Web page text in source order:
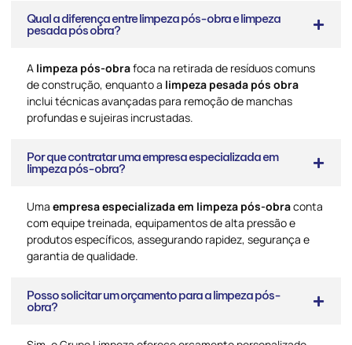
Qual a diferença entre limpeza pós-obra e limpeza
pesada pós obra?
A limpeza pós-obrafoca na retirada de resíduos comuns
de construção, enquanto a limpeza pesada pós obra
inclui técnicas avançadas para remoção de manchas
profundas e sujeiras incrustadas.
Por que contratar uma empresa especializada em
limpeza pós-obra?
Uma empresa especializada em limpeza pós-obraconta
com equipe treinada, equipamentos de alta pressão e
produtos específicos, assegurando rapidez, segurança e
garantia de qualidade.
Posso solicitar um orçamento para a limpeza pós-
obra?